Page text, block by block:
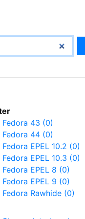
Fedora 43 (0)
Fedora 44 (0)
Fedora EPEL 10.2 (0)
Fedora EPEL 10.3 (0)
Fedora EPEL 8 (0)
Fedora EPEL 9 (0)
Fedora Rawhide (0)